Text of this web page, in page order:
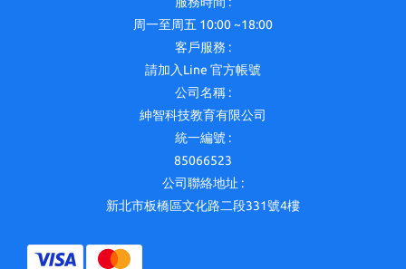
周一至周五 10:00 ~18:00
客戶服務 :
請加入Line 官方帳號
公司名稱 :
紳智科技教育有限公司
統一編號 :
85066523
公司聯絡地址 :
新北市板橋區文化路二段331號4樓